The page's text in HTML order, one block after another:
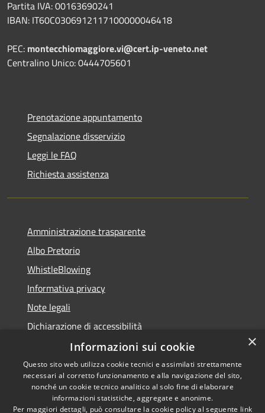
Partita IVA: 00163690241
IBAN: IT60C0306912117100000046418
PEC: montecchiomaggiore.vi@cert.ip-veneto.net
Centralino Unico: 0444705601
Prenotazione appuntamento
Segnalazione disservizio
Leggi le FAQ
Richiesta assistenza
Amministrazione trasparente
Albo Pretorio
WhistleBlowing
Informativa privacy
Note legali
Dichiarazione di accessibilità
Accessibilità
Copyright © 2026 • Città di
Montecchio Maggiore •
×
Informazioni sui cookie
Questo sito web utilizza cookie tecnici e assimilati strettamente
necessari al corretto funzionamento e alla navigazione del sito,
nonché un cookie tecnico analitico al solo fine di elaborare
informazioni statistiche, aggregate e anonime.
Per maggiori dettagli, può consultare la cookie policy al seguente link